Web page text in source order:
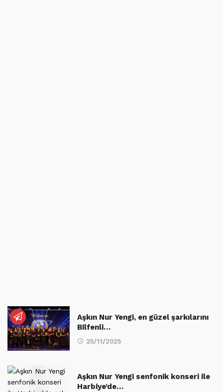
Aşkın Nur Yengi, en güzel şarkılarını
Bilfenli…
25/11/2025
Aşkın Nur Yengi senfonik konseri ile
Harbiye’de…